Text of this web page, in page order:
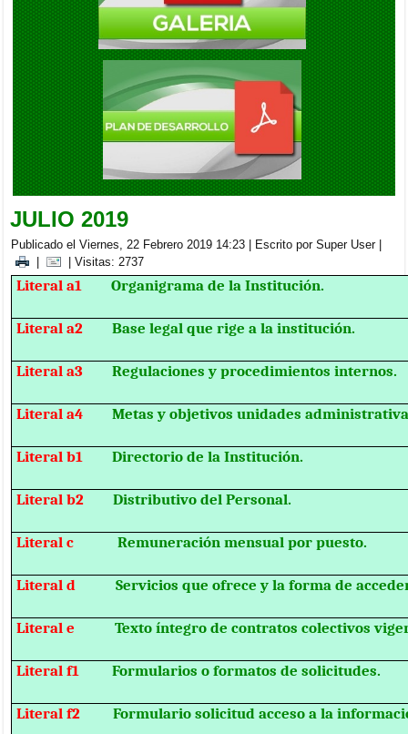
ENTREGA DE KITS ALIMENTARIOS EN LA COMUNIDAD DE
GAUBUG
Viernes, 05 Septiembre 2025 20:04
BRIGADA MEDICA INTERDISCIPLINARIA EN LA PARROQUIA
CACHA
Viernes, 05 Septiembre 2025 20:00
JULIO 2019
Publicado el Viernes, 22 Febrero 2019 14:23 | Escrito por Super User|
|
| Visitas: 2737
Literal a1Organigrama de la Institución.
Literal a2Base legal que rige a la institución.
Literal a3Regulaciones y procedimientos internos.
Literal a4Metas y objetivos unidades
Literal b1Directorio de la Institución.
Literal b2Distributivo del Personal.
Literal c Remuneración mensual por puesto.
Literal dServicios que ofrece y la forma de
Literal eTexto íntegro de contratos colectivos
Literal f1Formularios o formatos de solicitudes.
Literal f2Formulario solicitud acceso a la